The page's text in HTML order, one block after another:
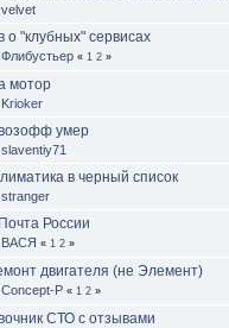
velvet
о "клубных" сервисах
Флибустьер « 1 2»
мотор
Krioker
умер
slaventiy71
в черный список
stranger
России
ВАСЯ « 1 2»
двигателя (не Элемент)
Concept-P « 1 2»
СТО с отзывами